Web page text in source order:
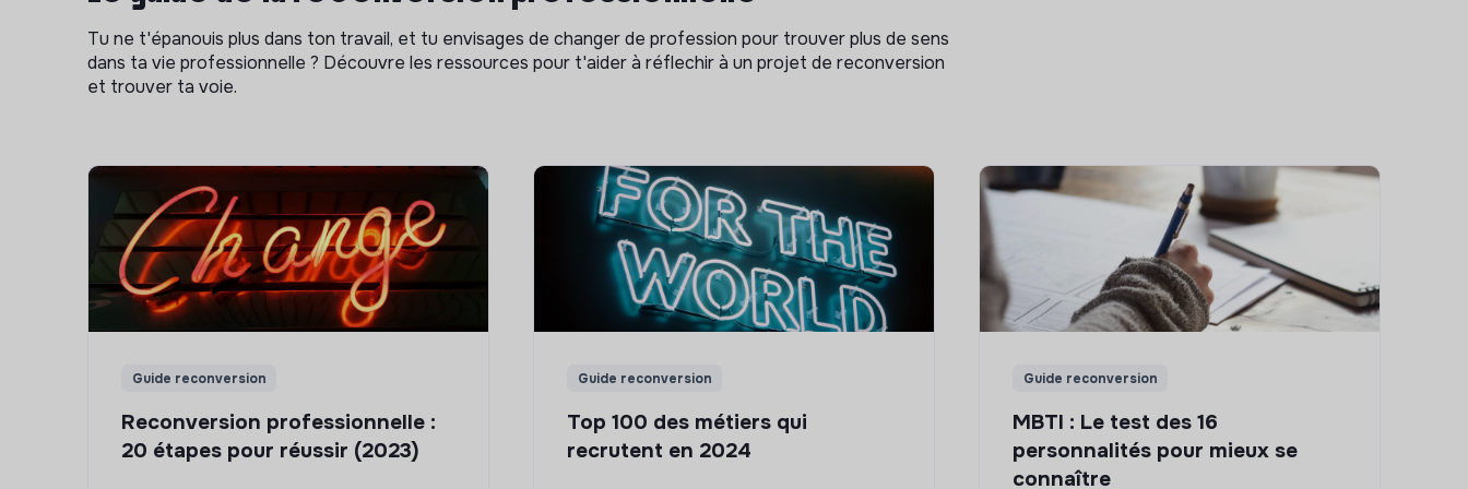
Tu ne t'épanouis plus dans ton travail, et tu envisages de changer de profession pour trouver plus de sens
dans ta vie professionnelle ? Découvre les ressources pour t'aider à réflechir à un projet de reconversion
et trouver ta voie.
Guide reconversion
Reconversion professionnelle :
20 étapes pour réussir (2023)
Guide reconversion
Top 100 des métiers qui
recrutent en 2024
Guide reconversion
MBTI : Le test des 16
personnalités pour mieux se
connaître